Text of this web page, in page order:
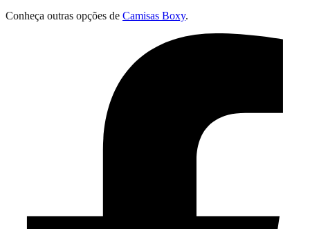
Conheça outras opções de Camisas Boxy.